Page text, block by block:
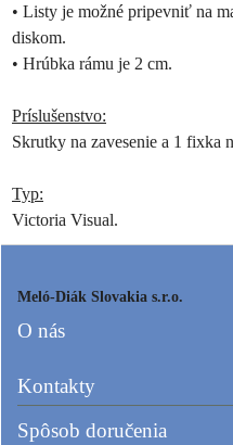
• Listy je možné pripevniť na
diskom.
• Hrúbka rámu je 2 cm.
Príslušenstvo:
Skrutky na zavesenie a 1 fixka
Typ:
Victoria Visual.
Meló-Diák Slovakia s.r.o.
O nás
Kontakty
Spôsob doručenia